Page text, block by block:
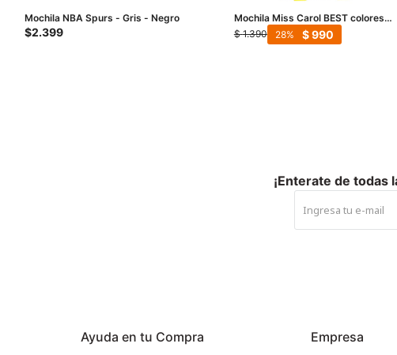
Mochila NBA Spurs - Gris - Negro
$2.399
Mochila Miss Carol BEST colores
combinados - Gris
$ 1.390 $990
28
Ayuda en tu Compra Empresa
¡Enterate de todas